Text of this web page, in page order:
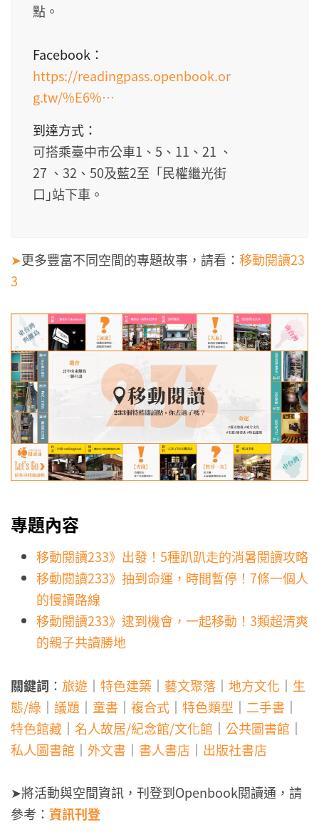
點。
Facebook：
https://readingpass.openbook.or
g.tw/%E6%…
到達方式：
可搭乘臺中市公車1、5、11、21 、
27 、32、50及藍2至「民權繼光街
口｣站下車。
➤更多豐富不同空間的專題故事，請看： 移動閱讀23
3
專題內容
移動閱讀233》出發！5種趴趴走的消暑閱讀攻略
移動閱讀233》抽到命運，時間暫停！7條一個人
的慢讀路線
移動閱讀233》逮到機會，一起移動！3類超清爽
的親子共讀勝地
關鍵詞 ： 旅遊 ｜ 特色建築 ｜ 藝文聚落 ｜ 地方文化 ｜ 生
態/綠 ｜ 議題 ｜ 童書 ｜ 複合式 ｜ 特色類型 ｜ 二手書 ｜
特色館藏 ｜ 名人故居/紀念館/文化館 ｜ 公共圖書館 ｜
私人圖書館 ｜ 外文書 ｜ 書人書店 ｜ 出版社書店
➤將活動與空間資訊，刊登到Openbook閱讀通，請
參考： 資訊刊登